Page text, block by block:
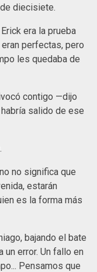
diecisiete.
era la prueba
perfectas, pero
les quedaba de
contigo —dijo
salido de ese
no significa que
estarán
es la forma más
bajando el bate
error. Un fallo en
Pensamos que